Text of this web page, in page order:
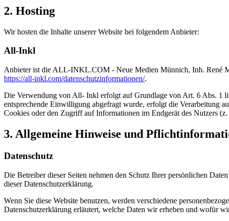
2. Hosting
Wir hosten die Inhalte unserer Website bei folgendem Anbieter:
All-Inkl
Anbieter ist die ALL-INKL.COM - Neue Medien Münnich, Inh. René
https://all-inkl.com/datenschutzinformationen/.
Die Verwendung von All- Inkl erfolgt auf Grundlage von Art. 6 Abs. 1
entsprechende Einwilligung abgefragt wurde, erfolgt die
Cookies oder den Zugriff auf Informationen im Endgerät des Nutzers
3. Allgemeine Hinweise und
Datenschutz
Die Betreiber dieser Seiten nehmen den Schutz Ihrer persönlichen
dieser Datenschutzerklärung.
Wenn Sie diese Website benutzen, werden verschiedene
Datenschutzerklärung erläutert, welche Daten wir erheben und wofür